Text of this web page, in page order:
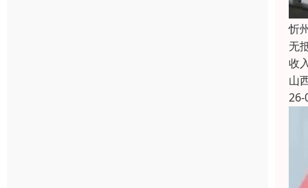
忻
无
收
山
26-